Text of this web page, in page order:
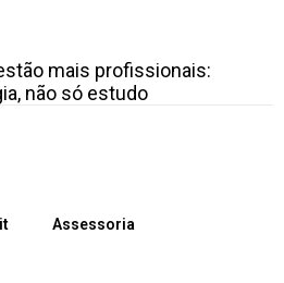
mais profissionais:
não só estudo
Assessoria